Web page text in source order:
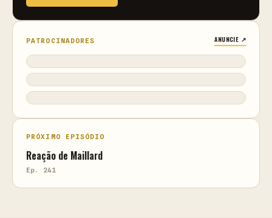
PATROCINADORES ANUNCIE ↗
PRÓXIMO EPISÓDIO
Reação de Maillard
Ep. 241